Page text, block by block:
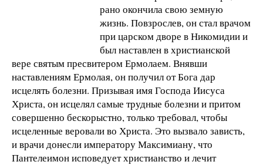
рано окончила свою земную
жизнь. Повзрослев, он стал врачом
при царском дворе в Никомидии и
был наставлен в христианской
вере святым пресвитером Ермолаем. Внявши
наставлениям Ермолая, он получил от Бога дар
исцелять болезни. Призывая имя Господа Иисуса
Христа, он исцелял самые трудные болезни и притом
совершенно бескорыстно, только требовал, чтобы
исцеленные веровали во Христа. Это вызвало зависть,
и врачи донесли императору Максимиану, что
Пантелеимон исповедует христианство и лечит